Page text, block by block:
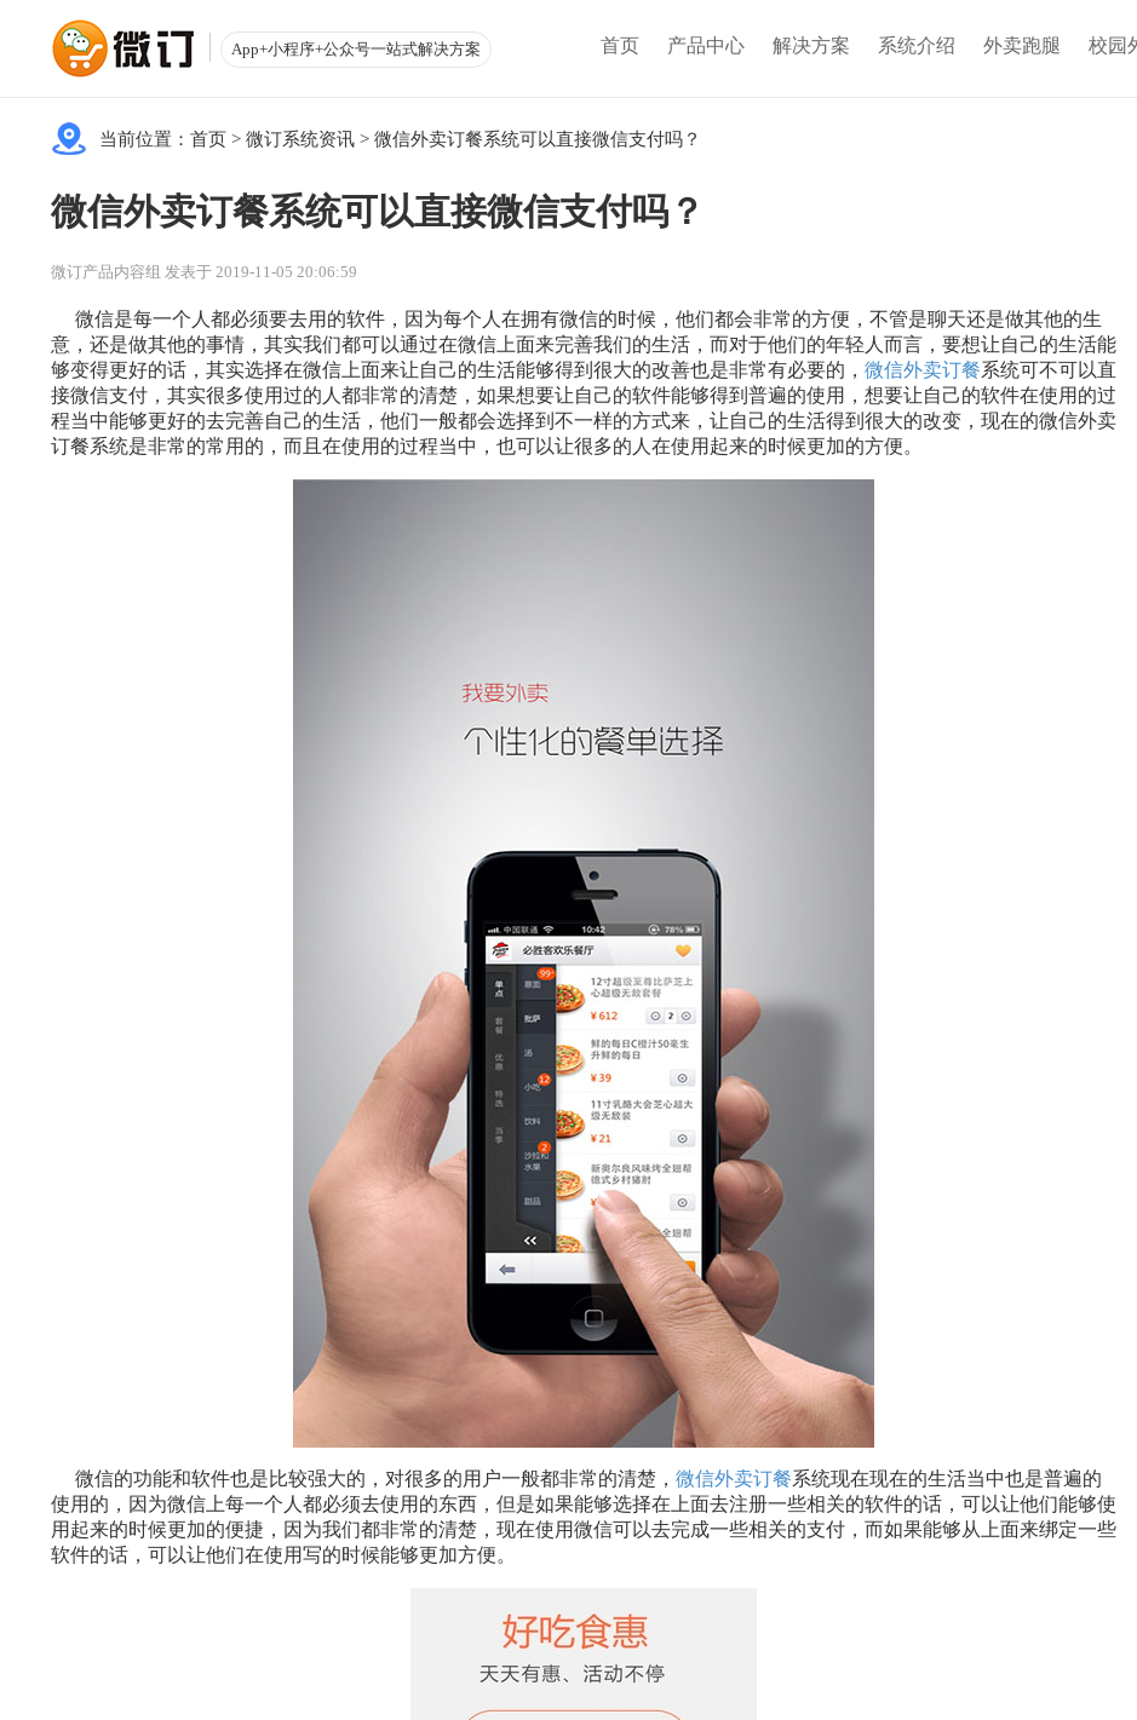
App+小程序+公众号一站式解决方案 首页 产品中心 解决方案 系统介绍 外卖跑腿 校园
当前位置： 首页 > 微订系统资讯 > 微信外卖订餐系统可以直接微信支付吗？
微信外卖订餐系统可以直接微信支付吗？
微订产品内容组 发表于 2019-11-05 20:06:59
微信是每一个人都必须要去用的软件，因为每个人在拥有微信的时候，他们都会非常的方便，不管是聊天还是做其他的生
意，还是做其他的事情，其实我们都可以通过在微信上面来完善我们的生活，而对于他们的年轻人而言，要想让自己的生活能
够变得更好的话，其实选择在微信上面来让自己的生活能够得到很大的改善也是非常有必要的， 微信外卖订餐系统可不可以直
接微信支付，其实很多使用过的人都非常的清楚，如果想要让自己的软件能够得到普遍的使用，想要让自己的软件在使用的过
程当中能够更好的去完善自己的生活，他们一般都会选择到不一样的方式来，让自己的生活得到很大的改变，现在的微信外卖
订餐系统是非常的常用的，而且在使用的过程当中，也可以让很多的人在使用起来的时候更加的方便。
微信的功能和软件也是比较强大的，对很多的用户一般都非常的清楚， 微信外卖订餐系统现在现在的生活当中也是普遍的
使用的，因为微信上每一个人都必须去使用的东西，但是如果能够选择在上面去注册一些相关的软件的话，可以让他们能够使
用起来的时候更加的便捷，因为我们都非常的清楚，现在使用微信可以去完成一些相关的支付，而如果能够从上面来绑定一些
软件的话，可以让他们在使用写的时候能够更加方便。